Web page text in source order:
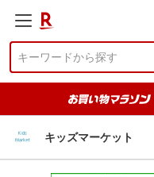
キッズマーケット